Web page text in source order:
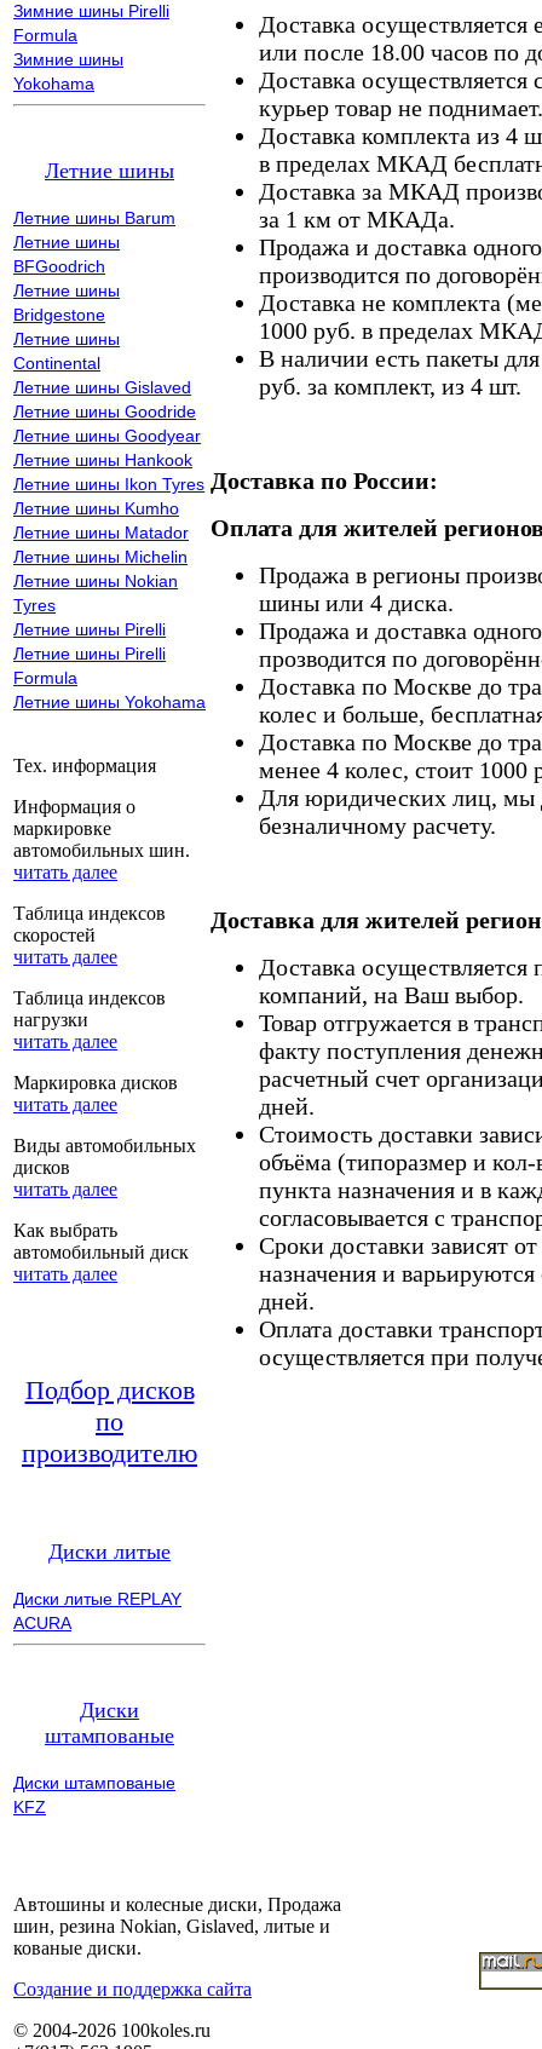
Зимние шины Pirelli
Formula
Зимние шины
Yokohama
Летние шины
Летние шины Barum
Летние шины
BFGoodrich
Летние шины
Bridgestone
Летние шины
Continental
Летние шины Gislaved
Летние шины Goodride
Летние шины Goodyear
Летние шины Hankook
Летние шины Ikon Tyres
Летние шины Kumho
Летние шины Matador
Летние шины Michelin
Летние шины Nokian
Tyres
Летние шины Pirelli
Летние шины Pirelli
Formula
Летние шины Yokohama
Тех. информация
Информация о
маркировке
автомобильных шин.
читать далее
Таблица индексов
скоростей
читать далее
Таблица индексов
нагрузки
читать далее
Маркировка дисков
читать далее
Виды автомобильных
дисков
читать далее
Как выбрать
автомобильный диск
читать далее
Подбор дисков
по
производителю
Диски литые
Диски литые REPLAY
ACURA
Диски
штампованые
Диски штампованые
KFZ
Доставка осуществляется
или после 18.00 часов по
Доставка осуществляется
курьер товар не поднимает.
Доставка комплекта из 4
в пределах МКАД
Доставка за МКАД
за 1 км от МКАДа.
Продажа и доставка
производится по
Доставка не комплекта
1000 руб. в пределах
В наличии есть пакеты
руб. за комплект, из 4 шт.
Доставка по России:
Оплата для жителей
Продажа в регионы
шины или 4 диска.
Продажа и доставка
прозводится по
Доставка по Москве до
колес и больше,
Доставка по Москве до
менее 4 колес, стоит 1000
Для юридических лиц, мы
безналичному расчету.
Доставка для жителей
Доставка
компаний, на Ваш выбор.
Товар отгружается в
факту поступления
расчетный счет
дней.
Стоимость доставки
объёма (типоразмер и кол-
пункта назначения и в
согласовывается с
Сроки доставки зависят
назначения и
дней.
Оплата доставки
осуществляется при
Автошины и колесные диски, Продажа
шин, резина Nokian, Gislaved, литые и
кованые диски.
Cоздание и поддержка сайта
© 2004-2026 100koles.ru